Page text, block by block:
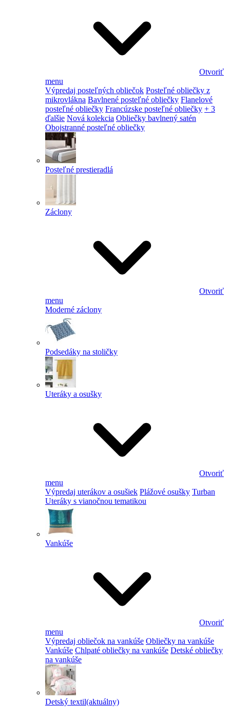
Otvoriť
menu
Výpredaj posteľných obliečok Posteľné obliečky z
mikrovlákna Bavlnené posteľné obliečky Flanelové
posteľné obliečky Francúzske posteľné obliečky + 3
ďalšie Nová kolekcia Obliečky bavlnený satén
Obojstranné posteľné obliečky
Posteľné prestieradlá
Záclony
Otvoriť
menu
Moderné záclony
Podsedáky na stoličky
Uteráky a osušky
Otvoriť
menu
Výpredaj uterákov a osušiek Plážové osušky Turban
Uteráky s vianočnou tematikou
Vankúše
Otvoriť
menu
Výpredaj obliečok na vankúše Obliečky na vankúše
Vankúše Chlpaté obliečky na vankúše Detské obliečky
na vankúše
Detský textil(aktuálny)